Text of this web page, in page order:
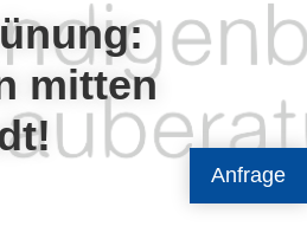
Anfrage
mitten